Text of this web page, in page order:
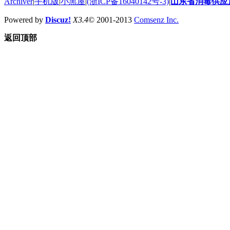
Powered by Discuz! X3.4© 2001-2013 Comsenz Inc.
返回顶部